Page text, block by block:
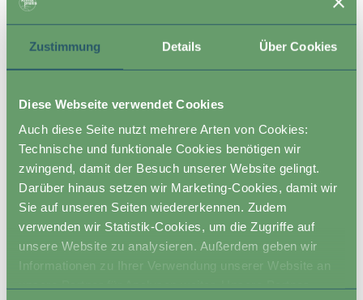
Zustimmung Details Über Cookies
Diese Webseite verwendet Cookies
Auch diese Seite nutzt mehrere Arten von Cookies:
Technische und funktionale Cookies benötigen wir
zwingend, damit der Besuch unserer Website gelingt.
Darüber hinaus setzen wir Marketing-Cookies, damit wir
Sie auf unseren Seiten wiedererkennen. Zudem
verwenden wir Statistik-Cookies, um die Zugriffe auf
unsere Website zu analysieren. Außerdem geben wir
Informationen zu Ihrer Verwendung unserer Website an
Diese können abfließendes Regenwasser leiten, so dass
es langsam im Boden versickert. Auch Erosion wird
verhindert. Diese Grabenstrukturen werden oft mit
Gehölzen bepflanzt, um die Vorteile zu verstärken. So
Gemeinsam und zum Nutzen von Bauern und
Bäuerinnen haben wir damit einen gewaltigen Hebel, mit
dem nationale und europäische Klimaziele doch noch
erreicht werden könnten. Dieses Buch macht Hoffnung
und ergründet praxisnah, wie das möglich ist. Alle
weiteren
Informationen zum Crowdfunding gibt es hier.